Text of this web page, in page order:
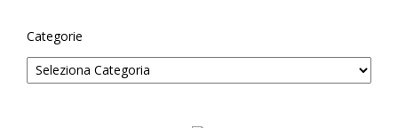
Categorie